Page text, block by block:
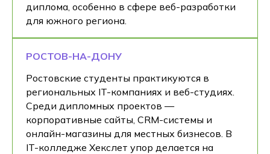
диплома, особенно в сфере веб-разработки
для южного региона.
РОСТОВ-НА-ДОНУ
Ростовские студенты практикуются в
региональных IT-компаниях и веб-студиях.
Среди дипломных проектов —
корпоративные сайты, CRM-системы и
онлайн-магазины для местных бизнесов. В
IT-колледже Хекслет упор делается на